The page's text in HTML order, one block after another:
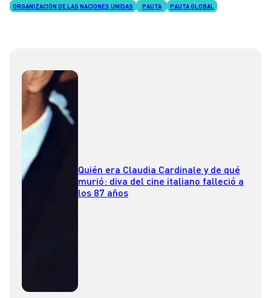
ORGANIZACIÓN DE LAS NACIONES UNIDAS
PAUTA PAUTA GLOBAL
Quién era Claudia Cardinale y de qué
murió: diva del cine italiano falleció a
los 87 años